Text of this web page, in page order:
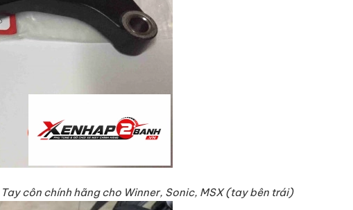
Tay côn chính hãng cho Winner, Sonic, MSX (tay bên trái)